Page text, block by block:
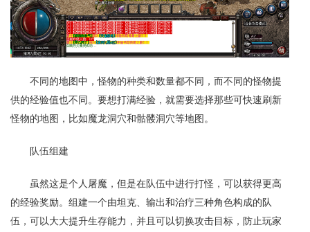
不同的地图中，怪物的种类和数量都不同，而不同的怪物提
供的经验值也不同。要想打满经验，就需要选择那些可快速刷新
怪物的地图，比如魔龙洞穴和骷髅洞穴等地图。
队伍组建
虽然这是个人屠魔，但是在队伍中进行打怪，可以获得更高
的经验奖励。组建一个由坦克、输出和治疗三种角色构成的队
伍，可以大大提升生存能力，并且可以切换攻击目标，防止玩家